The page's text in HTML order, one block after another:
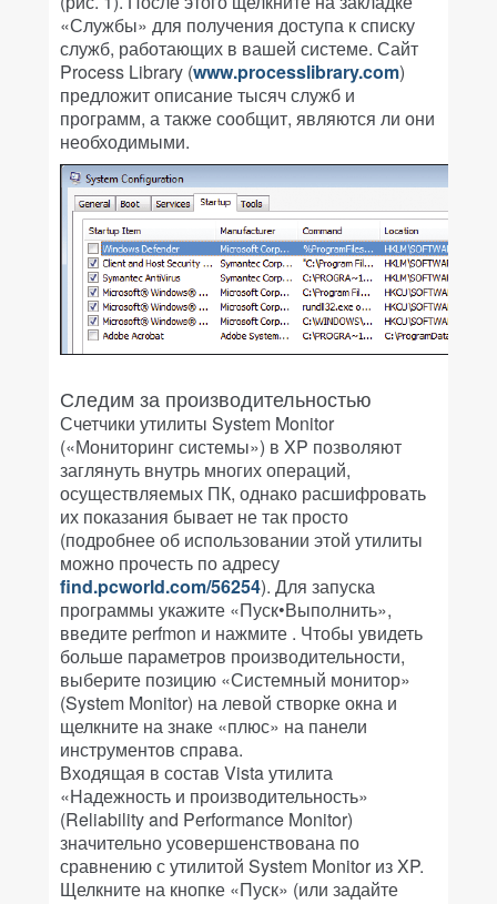
«Службы» для получения доступа к списку
служб, работающих в вашей системе. Сайт
Process Library (www.processlibrary.com)
предложит описание тысяч служб и
программ, а также сообщит, являются ли они
необходимыми.
Следим за производительностью
Счетчики утилиты System Monitor
(«Мониторинг системы») в XP позволяют
заглянуть внутрь многих операций,
осуществляемых ПК, однако расшифровать
их показания бывает не так просто
(подробнее об использовании этой утилиты
можно прочесть по адресу
find.pcworld.com/56254). Для запуска
программы укажите «Пуск•Выполнить»,
введите perfmon и нажмите . Чтобы увидеть
больше параметров производительности,
выберите позицию «Системный монитор»
(System Monitor) на левой створке окна и
щелкните на знаке «плюс» на панели
инструментов справа.
Входящая в состав Vista утилита
«Надежность и производительность»
(Reliability and Performance Monitor)
значительно усовершенствована по
сравнению с утилитой System Monitor из XP.
Щелкните на кнопке «Пуск» (или задайте